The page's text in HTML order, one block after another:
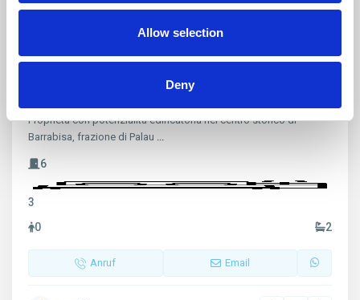
Allow selection
Deny
8
Porto Pollo,Palau
Proprietà con potenzialità edificatoria nel centro storico di
Barrabisa, frazione di Palau ...
6
3
0
2
Anruf Email